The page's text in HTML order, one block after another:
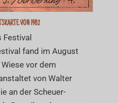
VON 1982
fand im August
vor dem
von Walter
an der Scheuer-